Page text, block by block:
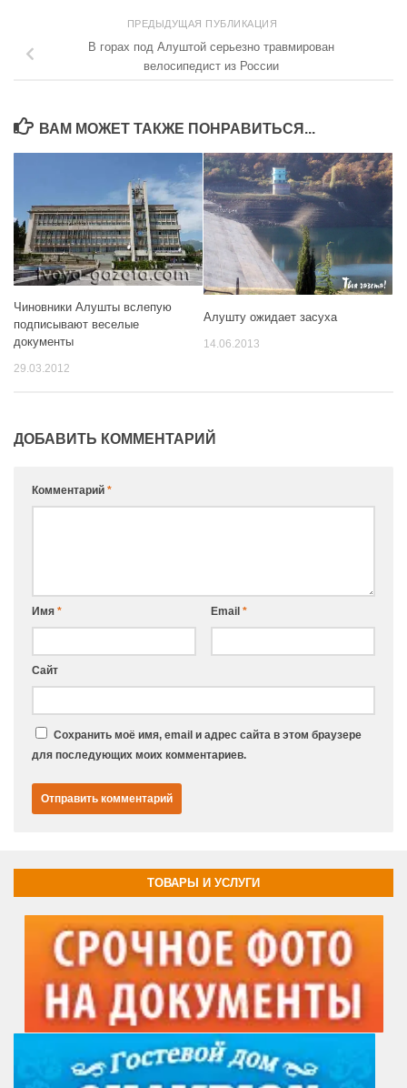
ПРЕДЫДУЩАЯ ПУБЛИКАЦИЯ
В горах под Алуштой серьезно травмирован
велосипедист из России
ВАМ МОЖЕТ ТАКЖЕ ПОНРАВИТЬСЯ...
Чиновники Алушты вслепую
подписывают веселые
документы
29.03.2012
Алушту ожидает засуха
14.06.2013
ДОБАВИТЬ КОММЕНТАРИЙ
Комментарий *
Имя * Email *
Сайт
Сохранить моё имя, email и адрес сайта в этом браузере
для последующих моих комментариев.
ТОВАРЫ И УСЛУГИ